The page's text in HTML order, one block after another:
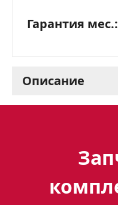
Гарантия мес.:
Описание